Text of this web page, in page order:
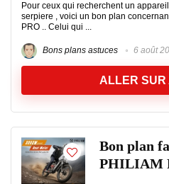
Pour ceux qui recherchent un
serpiere , voici un bon plan
PRO .. Celui qui ...
Bons plans astuces 6 août
ALLER SUR
Bon plan
PHILIAM